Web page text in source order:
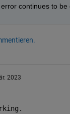
continues to be
2023